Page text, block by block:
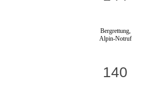
Bergrettung,
Alpin-Notruf
140